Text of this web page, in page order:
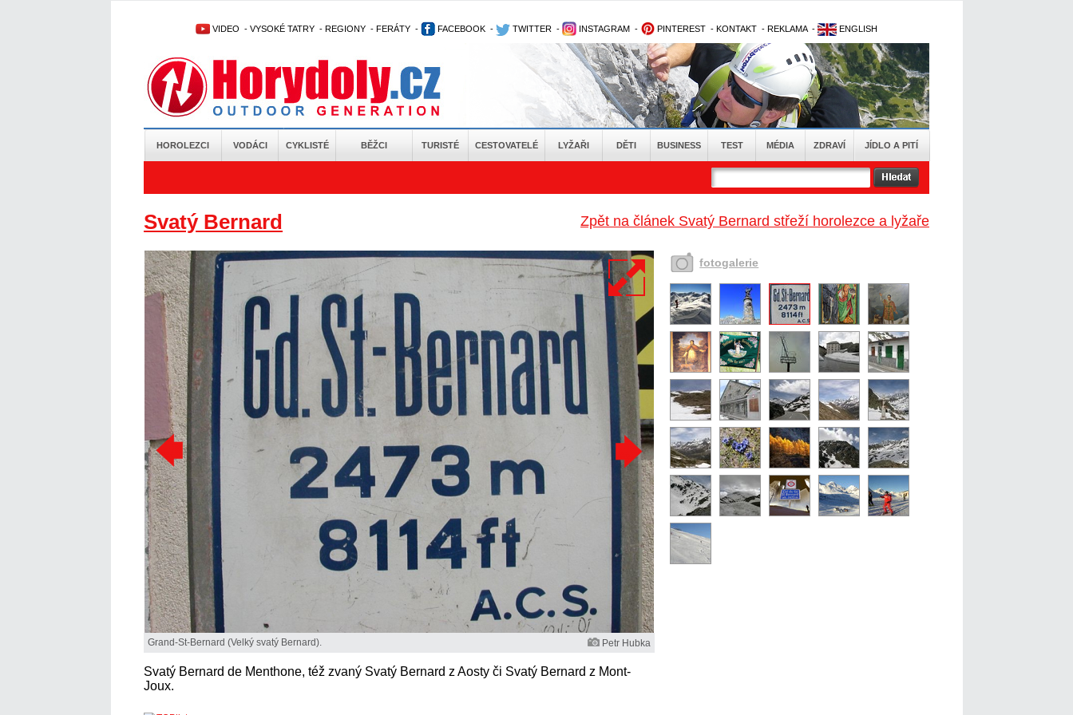
VIDEO - VYSOKÉ TATRY - REGIONY - FERÁTY - FACEBOOK - TWITTER - INSTAGRAM - PINTEREST - KONTAKT - REKLAMA - ENGLISH
HOROLEZCI VODÁCI CYKLISTÉ BĚŽCI TURISTÉ CESTOVATELÉ LYŽAŘI DĚTI BUSINESS TEST MÉDIA ZDRAVÍ JÍDLO A PITÍ
Zpět na článek Svatý Bernard střeží horolezce a lyžaře
Svatý Bernard
Grand-St-Bernard (Velký svatý Bernard). Petr Hubka
Svatý Bernard de Menthone, též zvaný Svatý Bernard z Aosty či Svatý Bernard z Mont-
Joux.
fotogalerie